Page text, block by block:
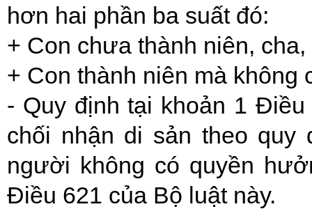
hơn hai phần ba suất đó:
+ Con chưa thành niên,
+ Con thành niên mà không
- Quy định tại khoản 1
chối nhận di sản theo
người không có quyền
Điều 621 của Bộ luật này.